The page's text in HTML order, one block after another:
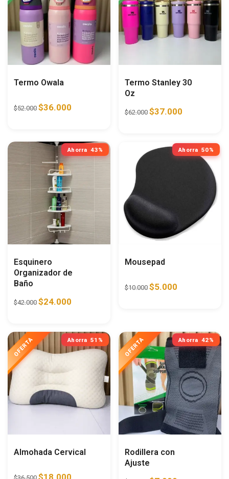
Termo Owala
$52.000 $36.000
Termo Stanley 30
Oz
$62.000 $37.000
Ahorra 43%
Esquinero
Organizador de
Baño
$42.000 $24.000
Ahorra 50%
Mousepad
$10.000 $5.000
Ahorra 51%
Almohada Cervical
$18.000
Ahorra 42%
Rodillera con
Ajuste